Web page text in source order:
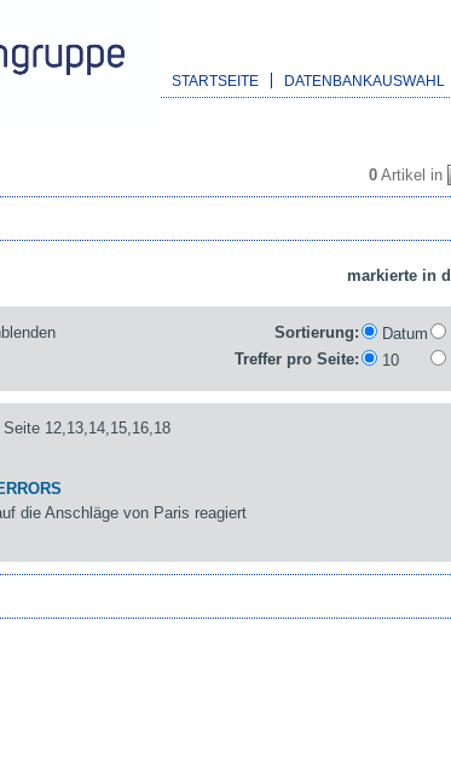
STARTSEITE DATENBANKAUSWAHL
0 Artikel in
Sortierung: Datum
Treffer pro Seite:
10
12,13,14,15,16,18
die Anschläge von Paris reagiert